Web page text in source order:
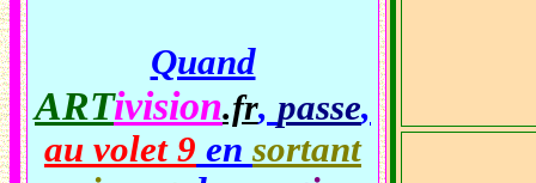
Quand
ARTivision.fr, passe,
au volet 9 en sortant